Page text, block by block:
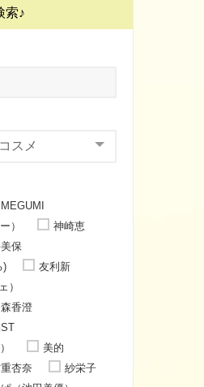
索♪
MEGUMI
）
神崎恵
保
)
友利新
）
森香澄
美的
杏奈
紗栄子